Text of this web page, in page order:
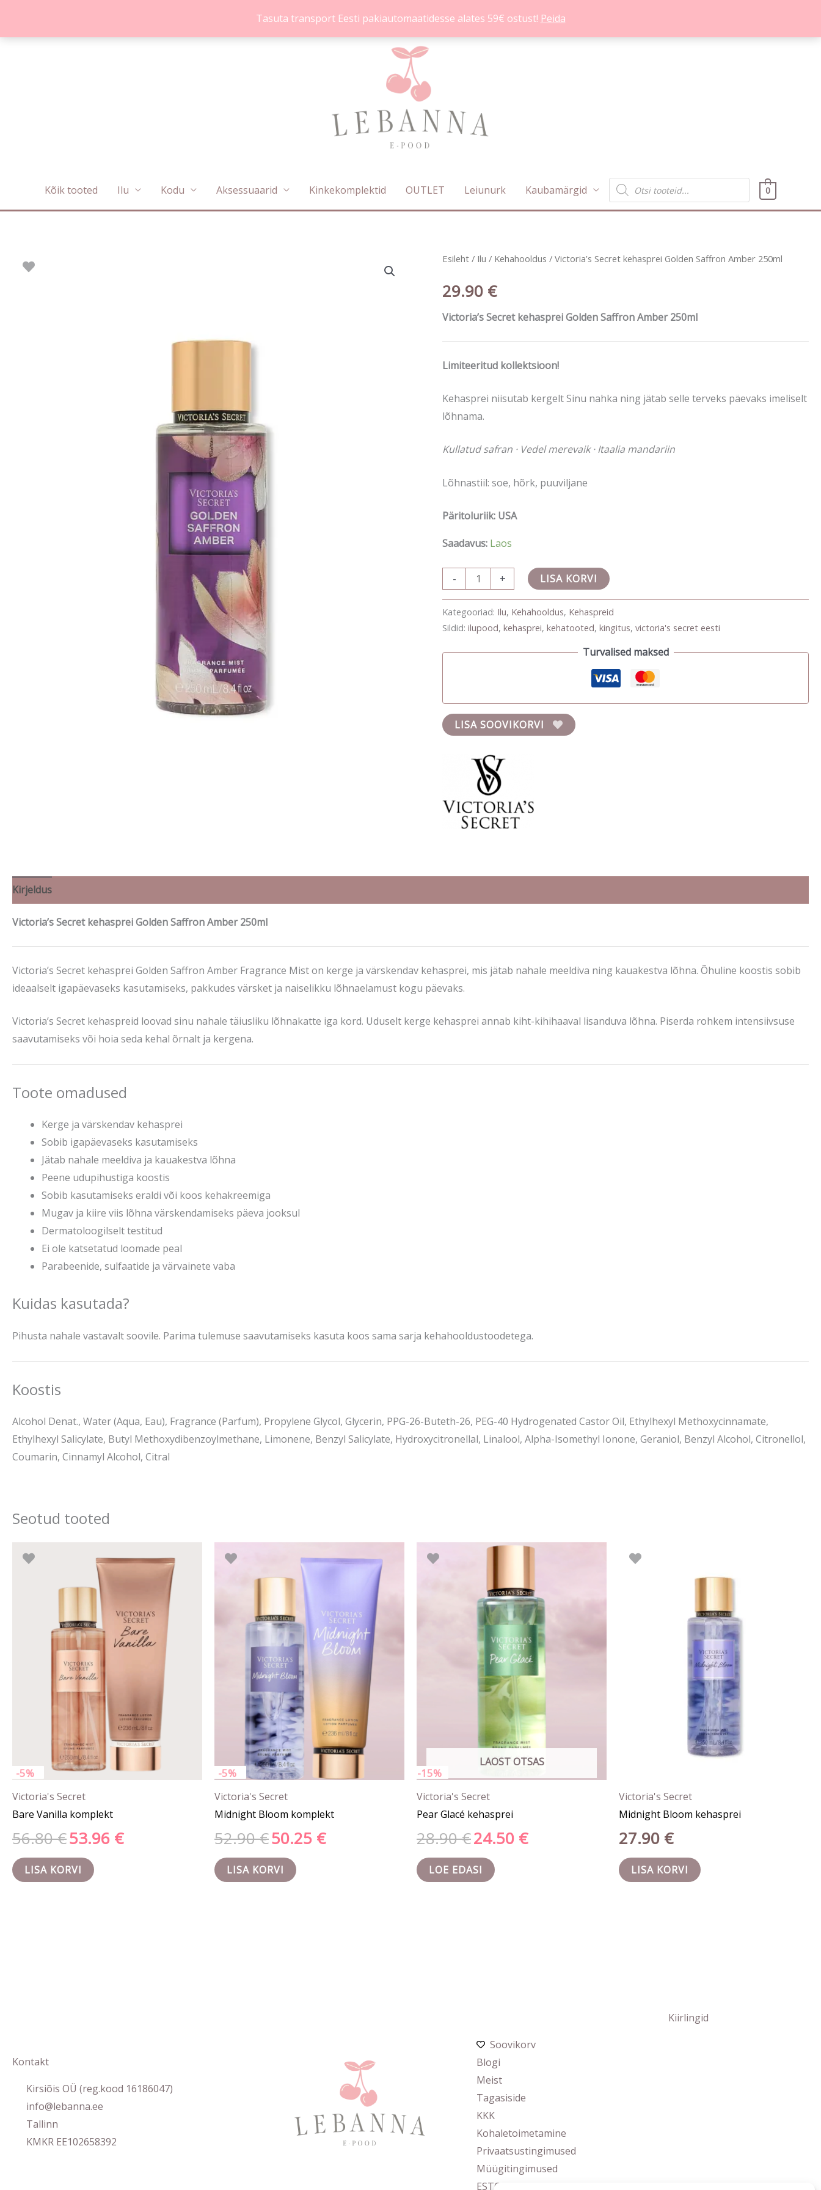
Tasuta transport Eesti pakiautomaatidesse alates 59€ ostust! Peida
Kõik tooted Ilu Kodu Aksessuaarid Kinkekomplektid OUTLET Leiunurk Kaubamärgid
Products
search 0
Esileht / Ilu / Kehahooldus / Victoria’s Secret kehasprei Golden Saffron Amber 250ml
29.90 €
Victoria’s Secret kehasprei Golden Saffron Amber 250ml
Limiteeritud kollektsioon!
Kehasprei niisutab kergelt Sinu nahka ning jätab selle terveks päevaks imeliselt
lõhnama.
Kullatud safran · Vedel merevaik· Itaalia mandariin
Lõhnastiil: soe, hõrk, puuviljane
Päritoluriik: USA
Saadavus: Laos
-
Victoria's
kehasprei
Golden
250ml
+ LISA KORVI
Kategooriad: Ilu, Kehahooldus, Kehaspreid
Sildid:ilupood,kehasprei,kehatooted,kingitus,victoria's secret eesti
Turvalised maksed
LISA SOOVIKORVI
Kirjeldus
Victoria’s Secret kehasprei Golden Saffron Amber 250ml
Victoria’s Secret kehasprei Golden Saffron Amber Fragrance Mist on kerge ja värskendav kehasprei, mis jätab nahale meeldiva ning kauakestva lõhna. Õhuline koostis sobib
ideaalselt igapäevaseks kasutamiseks, pakkudes värsket ja naiselikku lõhnaelamust kogu päevaks.
Victoria’s Secret kehaspreid loovad sinu nahale täiusliku lõhnakatte iga kord. Uduselt kerge kehasprei annab kiht-kihihaaval lisanduva lõhna. Piserda rohkem intensiivsuse
saavutamiseks või hoia seda kehal õrnalt ja kergena.
Toote omadused
Kerge ja värskendav kehasprei
Sobib igapäevaseks kasutamiseks
Jätab nahale meeldiva ja kauakestva lõhna
Peene udupihustiga koostis
Sobib kasutamiseks eraldi või koos kehakreemiga
Mugav ja kiire viis lõhna värskendamiseks päeva jooksul
Dermatoloogilselt testitud
Ei ole katsetatud loomade peal
Parabeenide, sulfaatide ja värvainete vaba
Kuidas kasutada?
Pihusta nahale vastavalt soovile. Parima tulemuse saavutamiseks kasuta koos sama sarja kehahooldustoodetega.
Koostis
Alcohol Denat., Water (Aqua, Eau), Fragrance (Parfum), Propylene Glycol, Glycerin, PPG-26-Buteth-26, PEG-40 Hydrogenated Castor Oil, Ethylhexyl Methoxycinnamate,
Ethylhexyl Salicylate, Butyl Methoxydibenzoylmethane, Limonene, Benzyl Salicylate, Hydroxycitronellal, Linalool, Alpha-Isomethyl Ionone, Geraniol, Benzyl Alcohol, Citronellol,
Coumarin, Cinnamyl Alcohol, Citral
Seotud tooted
-5%
Victoria's Secret
Bare Vanilla komplekt
56.80€
56.80 €.
53.96 €
hind
LISA KORVI
-5%
Victoria's Secret
Midnight Bloom komplekt
52.90€
52.90 €.
50.25 €
hind
LISA KORVI
-15%
LAOST OTSAS
Victoria's Secret
Pear Glacé kehasprei
28.90€
Algne
24.50 €
Praegune
LOE EDASI
Victoria's Secret
Midnight Bloom kehasprei
27.90 €
LISA KORVI
Kontakt
Kirsiõis OÜ (reg.kood 16186047)
info@lebanna.ee
Tallinn
KMKR EE102658392
Kiirlingid
Soovikorv
Blogi
Meist
Tagasiside
KKK
Kohaletoimetamine
Privaatsustingimused
Müügitingimused
ESTO järelmaks